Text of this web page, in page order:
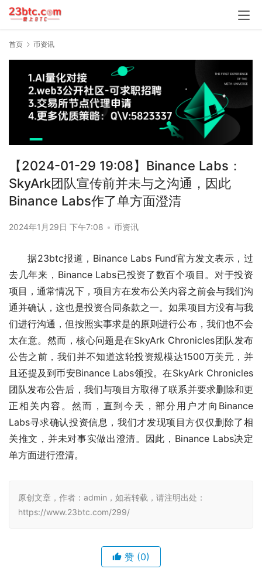
首页 币资讯
【2024-01-29 19:08】Binance Labs：
SkyArk团队宣传前并未与之沟通，因此
Binance Labs作了单方面澄清
2024年1月29日 下午7:08 • 币资讯
据23btc报道，Binance Labs Fund官方发文表示，过
去几年来，Binance Labs已投资了数百个项目。对于投资
项目，通常情况下，项目方在发布公关内容之前会与我们沟
通并确认，这也是投资合同条款之一。如果项目方没有与我
们进行沟通，但按照实事求是的原则进行公布，我们也不会
太在意。然而，核心问题是在SkyArk Chronicles团队发布
公告之前，我们并不知道这轮投资规模达1500万美元，并
且还提及到币安Binance Labs领投。在SkyArk Chronicles
团队发布公告后，我们与项目方取得了联系并要求删除和更
正相关内容。然而，直到今天，部分用户才向Binance
Labs寻求确认投资信息，我们才发现项目方仅仅删除了相
关推文，并未对事实做出澄清。因此，Binance Labs决定
单方面进行澄清。
原创文章，作者：admin，如若转载，请注明出处：
https://www.23btc.com/299/
赞 (0)